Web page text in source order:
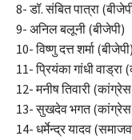
8- डॉ. संबित पात्रा
9- अनिल बलूनी (बीजेपी)
10- विष्णु दत्त शर्मा (बीजेपी)
11- प्रियंका गांधी वाड्रा
12- मनीष तिवारी
13- सुखदेव भगत
14- धर्मेन्द्र यादव